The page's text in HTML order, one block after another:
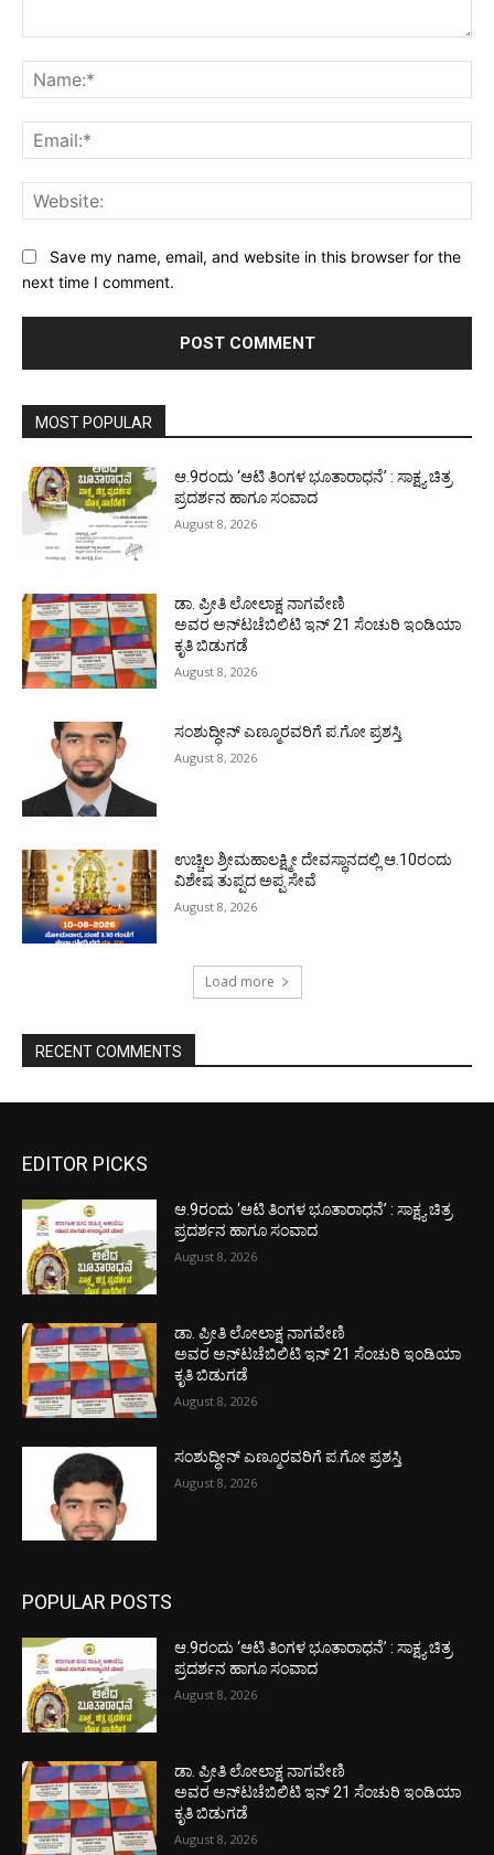
Save my name, email, and website in this browser for the
next time I comment.
MOST POPULAR
ಆ.9ರಂದು ‘ಆಟಿ ತಿಂಗಳ ಭೂತಾರಾಧನೆ’ : ಸಾಕ್ಷ್ಯ ಚಿತ್ರ
ಪ್ರದರ್ಶನ ಹಾಗೂ ಸಂವಾದ
August 8, 2026
ಡಾ. ಪ್ರೀತಿ ಲೋಲಾಕ್ಷ ನಾಗವೇಣಿ
ಅವರ ಅನ್‌ಟಚೆಬಿಲಿಟಿ ಇನ್ 21 ಸೆಂಚುರಿ ಇಂಡಿಯಾ
ಕೃತಿ ಬಿಡುಗಡೆ
August 8, 2026
ಸಂಶುದ್ಧೀನ್ ಎಣ್ಮೂರವರಿಗೆ ಪ.ಗೋ ಪ್ರಶಸ್ತಿ
August 8, 2026
ಉಚ್ಚಿಲ ಶ್ರೀಮಹಾಲಕ್ಷ್ಮೀ ದೇವಸ್ಥಾನದಲ್ಲಿ ಆ.10ರಂದು
ವಿಶೇಷ ತುಪ್ಪದ ಅಪ್ಪ ಸೇವೆ
August 8, 2026
Load more
RECENT COMMENTS
EDITOR PICKS
ಆ.9ರಂದು ‘ಆಟಿ ತಿಂಗಳ ಭೂತಾರಾಧನೆ’ : ಸಾಕ್ಷ್ಯ ಚಿತ್ರ
ಪ್ರದರ್ಶನ ಹಾಗೂ ಸಂವಾದ
August 8, 2026
ಡಾ. ಪ್ರೀತಿ ಲೋಲಾಕ್ಷ ನಾಗವೇಣಿ
ಅವರ ಅನ್‌ಟಚೆಬಿಲಿಟಿ ಇನ್ 21 ಸೆಂಚುರಿ ಇಂಡಿಯಾ
ಕೃತಿ ಬಿಡುಗಡೆ
August 8, 2026
ಸಂಶುದ್ಧೀನ್ ಎಣ್ಮೂರವರಿಗೆ ಪ.ಗೋ ಪ್ರಶಸ್ತಿ
August 8, 2026
POPULAR POSTS
ಆ.9ರಂದು ‘ಆಟಿ ತಿಂಗಳ ಭೂತಾರಾಧನೆ’ : ಸಾಕ್ಷ್ಯ ಚಿತ್ರ
ಪ್ರದರ್ಶನ ಹಾಗೂ ಸಂವಾದ
August 8, 2026
ಡಾ. ಪ್ರೀತಿ ಲೋಲಾಕ್ಷ ನಾಗವೇಣಿ
ಅವರ ಅನ್‌ಟಚೆಬಿಲಿಟಿ ಇನ್ 21 ಸೆಂಚುರಿ ಇಂಡಿಯಾ
ಕೃತಿ ಬಿಡುಗಡೆ
August 8, 2026